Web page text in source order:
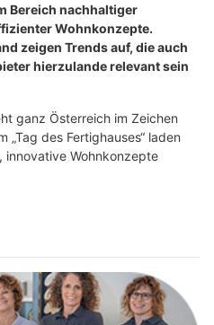
Bereich nachhaltiger
Wohnkonzepte.
zeigen Trends auf, die auch
hierzulande relevant sein
ganz Österreich im Zeichen
„Tag des Fertighauses“ laden
innovative Wohnkonzepte